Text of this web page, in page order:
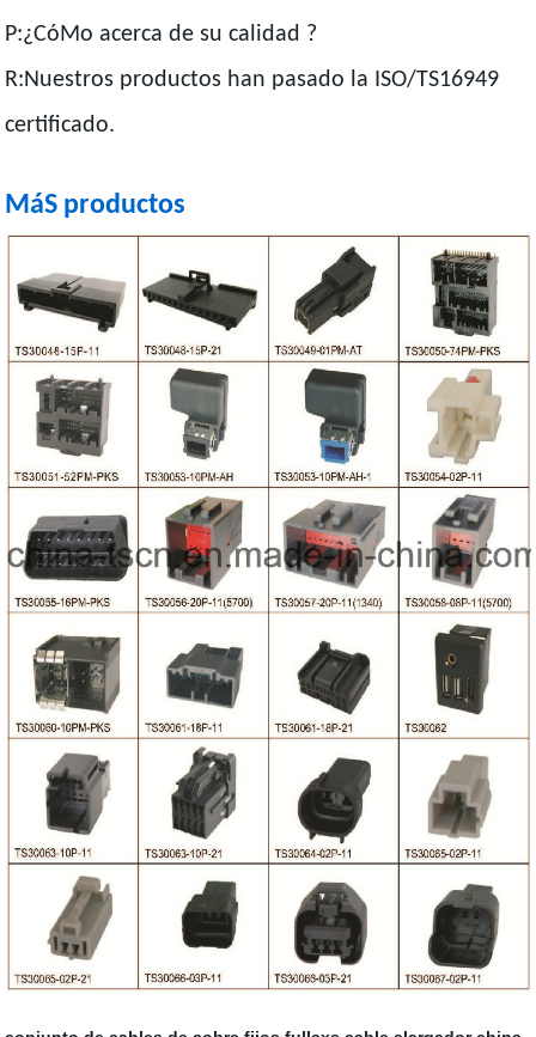
P:¿CóMo acerca de su calidad ?
R:Nuestros productos han pasado la ISO/TS16949
certificado.
MáS productos